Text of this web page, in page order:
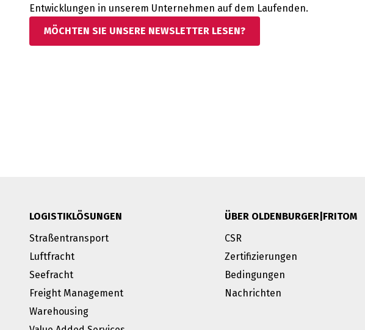
Entwicklungen in unserem Unternehmen auf dem Laufenden.
MÖCHTEN SIE UNSERE NEWSLETTER LESEN?
LOGISTIKLÖSUNGEN
Straßentransport
Luftfracht
Seefracht
Freight Management
Warehousing
ÜBER OLDENBURGER|FRITOM
CSR
Zertifizierungen
Bedingungen
Nachrichten